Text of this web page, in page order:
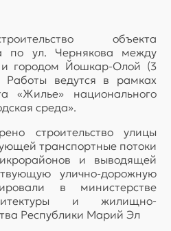
объекта
по ул. Чернякова между
городом Йошкар-Олой (3
Работы ведутся в рамках
«Жилье» национального
среда».
строительство улицы
транспортные потоки
и выводящей
улично-дорожную
в министерстве
и жилищно-
Республики Марий Эл